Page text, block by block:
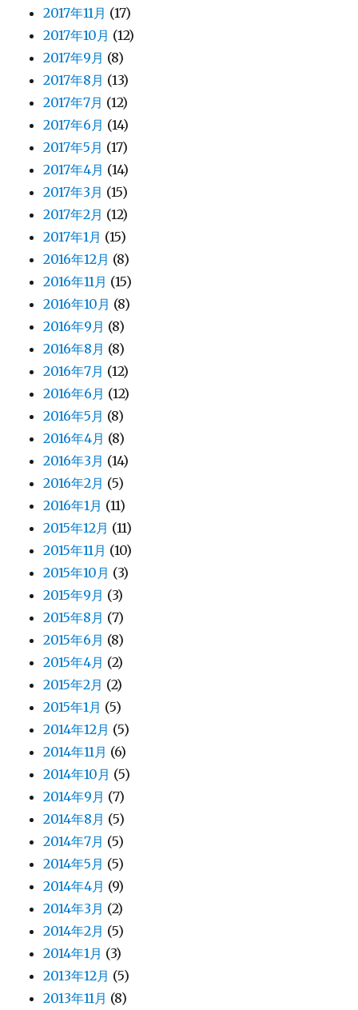
2017年11月 (17)
2017年10月 (12)
2017年9月 (8)
2017年8月 (13)
2017年7月 (12)
2017年6月 (14)
2017年5月 (17)
2017年4月 (14)
2017年3月 (15)
2017年2月 (12)
2017年1月 (15)
2016年12月 (8)
2016年11月 (15)
2016年10月 (8)
2016年9月 (8)
2016年8月 (8)
2016年7月 (12)
2016年6月 (12)
2016年5月 (8)
2016年4月 (8)
2016年3月 (14)
2016年2月 (5)
2016年1月 (11)
2015年12月 (11)
2015年11月 (10)
2015年10月 (3)
2015年9月 (3)
2015年8月 (7)
2015年6月 (8)
2015年4月 (2)
2015年2月 (2)
2015年1月 (5)
2014年12月 (5)
2014年11月 (6)
2014年10月 (5)
2014年9月 (7)
2014年8月 (5)
2014年7月 (5)
2014年5月 (5)
2014年4月 (9)
2014年3月 (2)
2014年2月 (5)
2014年1月 (3)
2013年12月 (5)
2013年11月 (8)